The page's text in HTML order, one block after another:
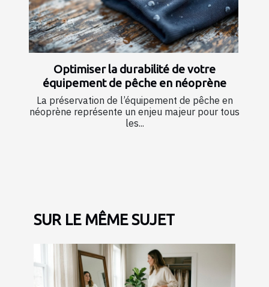
Optimiser la durabilité de votre
équipement de pêche en néoprène
La préservation de l’équipement de pêche en
néoprène représente un enjeu majeur pour tous
les...
SUR LE MÊME SUJET